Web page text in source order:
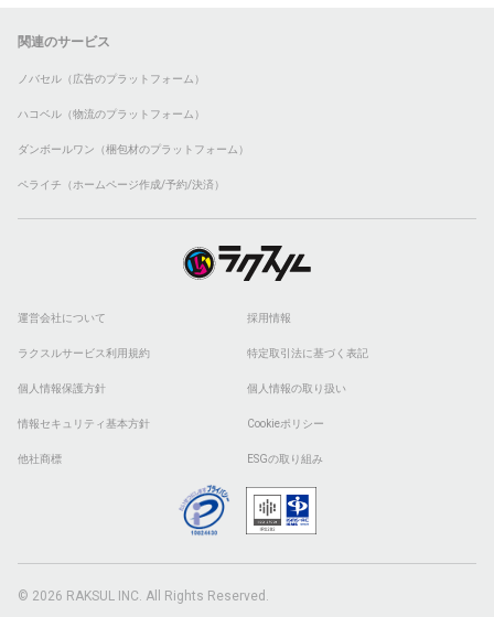
関連のサービス
ノバセル（広告のプラットフォーム）
ハコベル（物流のプラットフォーム）
ダンボールワン（梱包材のプラットフォーム）
ペライチ（ホームページ作成/予約/決済）
運営会社について 採用情報
ラクスルサービス利用規約 特定取引法に基づく表記
個人情報保護方針 個人情報の取り扱い
情報セキュリティ基本方針 Cookieポリシー
他社商標 ESGの取り組み
© 2026 RAKSUL INC. All Rights Reserved.